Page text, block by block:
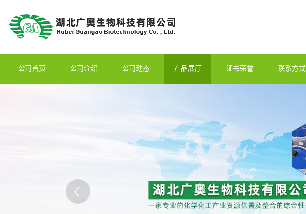
公司首页 公司介绍 公司动态 产品展厅 证书荣誉 联系方式